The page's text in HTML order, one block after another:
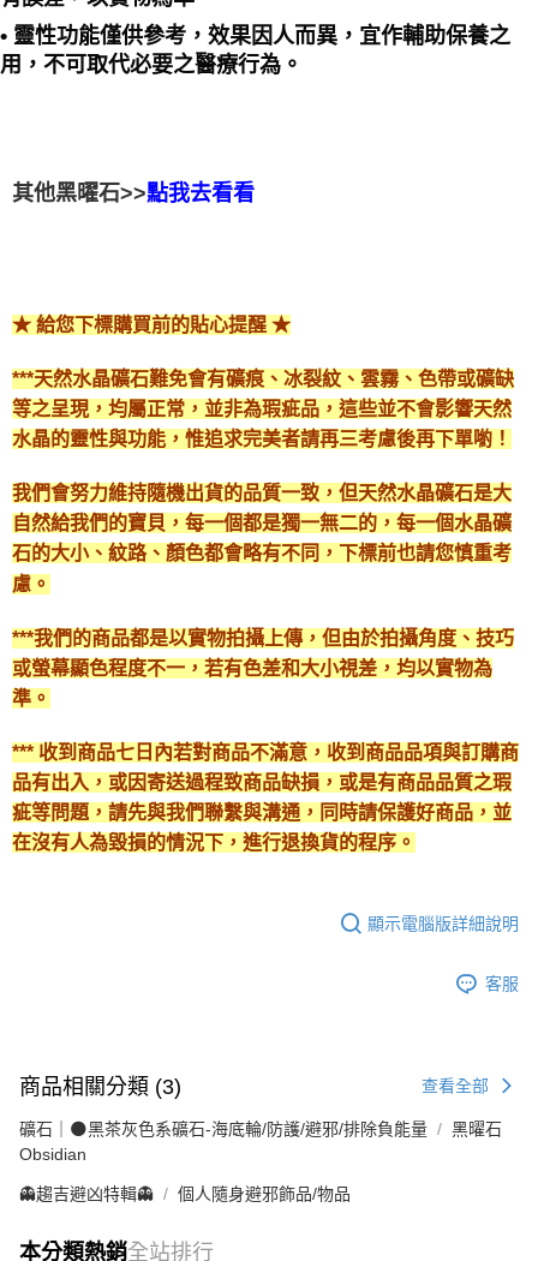
• 靈性功能僅供參考，效果因人而異，宜作輔助保養之
用，不可取代必要之醫療行為。
其他黑曜石>>點我去看看
★ 給您下標購買前的貼心提醒 ★
***天然水晶礦石難免會有礦痕、冰裂紋、雲霧、色帶或礦缺
等之呈現，均屬正常，並非為瑕疵品，這些並不會影響天然
水晶的靈性與功能，惟追求完美者請再三考慮後再下單喲！
我們會努力維持隨機出貨的品質一致，但天然水晶礦石是大
自然給我們的寶貝，每一個都是獨一無二的，每一個水晶礦
石的大小、紋路、顏色都會略有不同，下標前也請您慎重考
慮。
***我們的商品都是以實物拍攝上傳，但由於拍攝角度、技巧
或螢幕顯色程度不一，若有色差和大小視差，均以實物為
準。
*** 收到商品七日內若對商品不滿意，收到商品品項與訂購商
品有出入，或因寄送過程致商品缺損，或是有商品品質之瑕
疵等問題，請先與我們聯繫與溝通，同時請保護好商品，並
在沒有人為毀損的情況下，進行退換貨的程序。
顯示電腦版詳細說明
客服
商品相關分類 (3) 查看全部
礦石｜🌑黑茶灰色系礦石-海底輪/防護/避邪/排除負能量
黑曜石
Obsidian
👻趨吉避凶特輯👻 個人隨身避邪飾品/物品
本分類熱銷全站排行